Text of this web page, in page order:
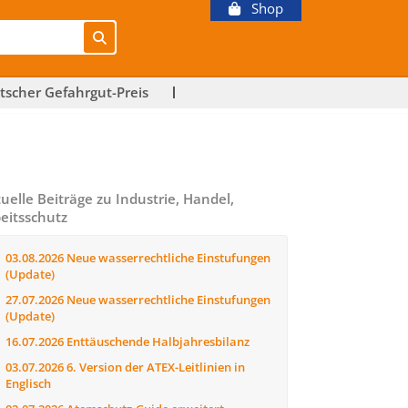
Shop
Gefahrgut-Preis
Beiträge zu Industrie, Handel,
03.08.2026 Neue wasserrechtliche Einstufungen
(Update)
27.07.2026 Neue wasserrechtliche Einstufungen
(Update)
16.07.2026 Enttäuschende Halbjahresbilanz
03.07.20266. Version der ATEX-Leitlinien in
Englisch